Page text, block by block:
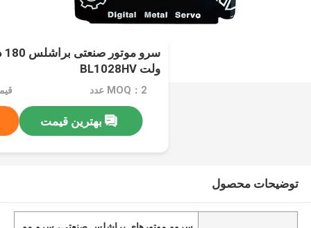
ولت BL1028HV
MOQ：2 عدد
بهترین قیمت
توضیحات محصول